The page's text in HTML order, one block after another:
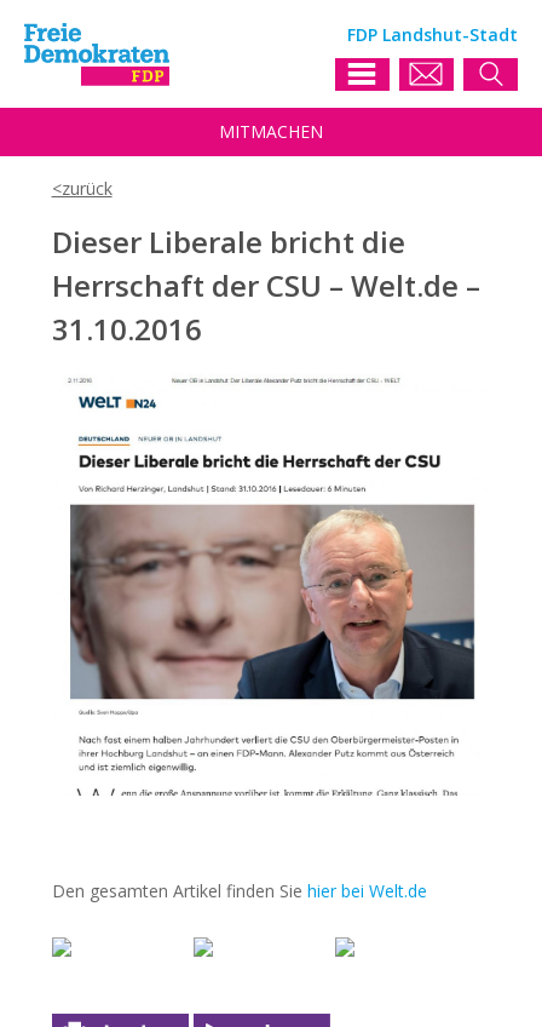
FDP Landshut-Stadt
MITMACHEN
Dieser Liberale bricht die
Herrschaft der CSU – Welt.de –
31.10.2016
Den gesamten Artikel finden Sie hier bei Welt.de